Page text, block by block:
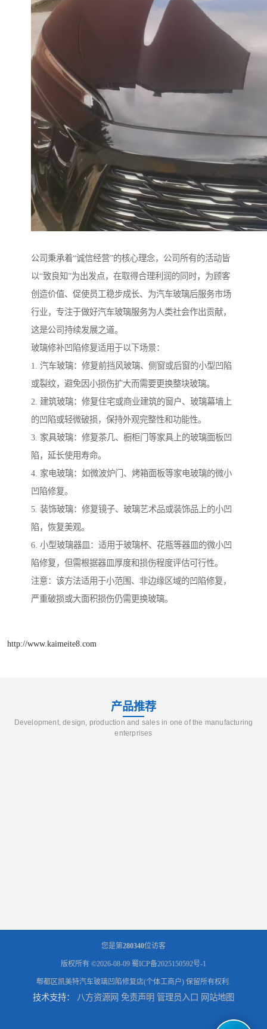
公司秉承着“诚信经营”的核心理念，公司所有的活动皆
以“致良知”为出发点，在取得合理利润的同时，为顾客
创造价值、促使员工稳步成长、为汽车玻璃后服务市场
行业，专注于做好汽车玻璃服务为人类社会作出贡献，
这是公司持续发展之道。
玻璃修补凹陷修复适用于以下场景：
1. 汽车玻璃：修复前挡风玻璃、侧窗或后窗的小型凹陷
或裂纹，避免因小损伤扩大而需要更换整块玻璃。
2. 建筑玻璃：修复住宅或商业建筑的窗户、玻璃幕墙上
的凹陷或轻微破损，保持外观完整性和功能性。
3. 家具玻璃：修复茶几、橱柜门等家具上的玻璃面板凹
陷，延长使用寿命。
4. 家电玻璃：如微波炉门、烤箱面板等家电玻璃的微小
凹陷修复。
5. 装饰玻璃：修复镜子、玻璃艺术品或装饰品上的小凹
陷，恢复美观。
6. 小型玻璃器皿：适用于玻璃杯、花瓶等器皿的微小凹
陷修复，但需根据器皿厚度和损伤程度评估可行性。
注意：该方法适用于小范围、非边缘区域的凹陷修复，
严重破损或大面积损伤仍需更换玻璃。
http://www.kaimeite8.com
产品推荐
Development, design, production and sales in one of the manufacturing
enterprises
您是第280340位访客
版权所有 ©2026-08-09 蜀ICP备2025150592号-1
郫都区凯美特汽车玻璃凹陷修复店(个体工商户) 保留所有权利.
技术支持： 八方资源网 免责声明 管理员入口 网站地图